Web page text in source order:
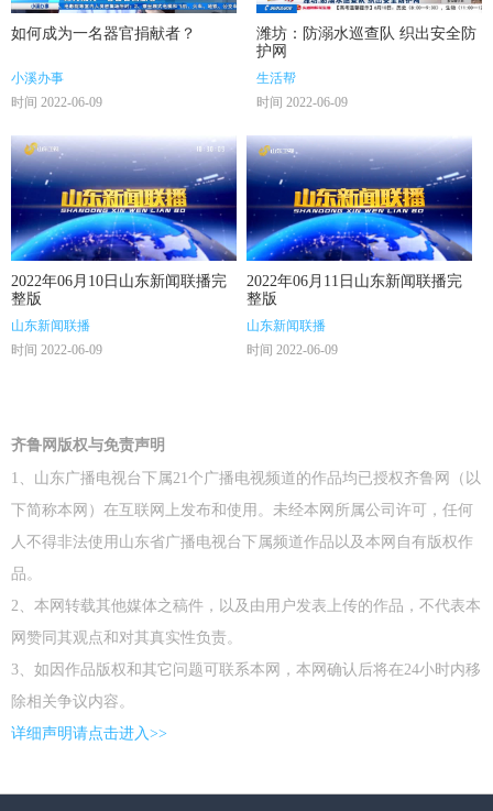
如何成为一名器官捐献者？
小溪办事
时间 2022-06-09
潍坊：防溺水巡查队 织出安全防
护网
生活帮
时间 2022-06-09
2022年06月10日山东新闻联播完
整版
山东新闻联播
时间 2022-06-09
2022年06月11日山东新闻联播完
整版
山东新闻联播
时间 2022-06-09
齐鲁网版权与免责声明
1、山东广播电视台下属21个广播电视频道的作品均已授权齐鲁网（以
下简称本网）在互联网上发布和使用。未经本网所属公司许可，任何
人不得非法使用山东省广播电视台下属频道作品以及本网自有版权作
品。
2、本网转载其他媒体之稿件，以及由用户发表上传的作品，不代表本
网赞同其观点和对其真实性负责。
3、如因作品版权和其它问题可联系本网，本网确认后将在24小时内移
除相关争议内容。
详细声明请点击进入>>